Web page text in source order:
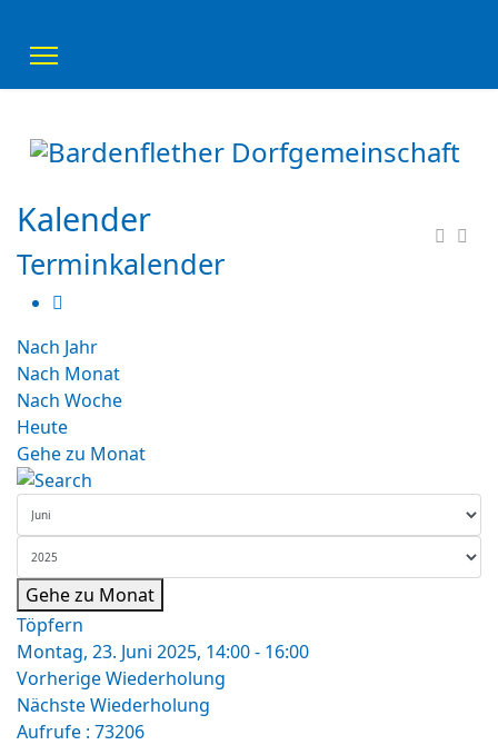
Kalender
Terminkalender
Nach Jahr
Nach Monat
Nach Woche
Heute
Gehe zu Monat
Gehe zu Monat
Töpfern
Montag, 23. Juni 2025, 14:00 - 16:00
Vorherige Wiederholung
Nächste Wiederholung
Aufrufe : 73206